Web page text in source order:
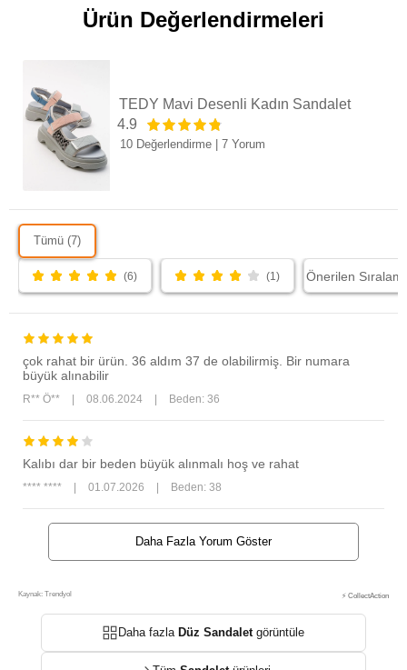
Ürün Değerlendirmeleri
TEDY Mavi Desenli Kadın Sandalet
4.9
10 Değerlendirme 7 Yorum
Tümü (7)
(6) (1)
çok rahat bir ürün. 36 aldım 37 de olabilirmiş. Bir numara
büyük alınabilir
R** Ö** | 08.06.2024 | Beden: 36
Kalıbı dar bir beden büyük alınmalı hoş ve rahat
**** **** | 01.07.2026 | Beden: 38
Daha Fazla Yorum Göster
Kaynak: Trendyol ⚡ CollectAction
Daha fazlaDüz Sandalet görüntüle